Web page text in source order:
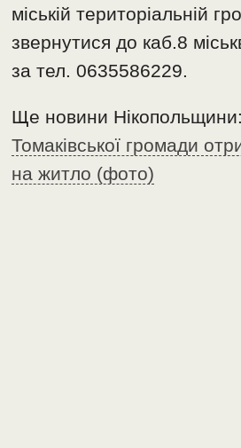
міській територіальній
звернутися до каб.8
за тел. 0635586229.
Ще новини Нікопольщини:
Томаківської громади
на житло (фото)